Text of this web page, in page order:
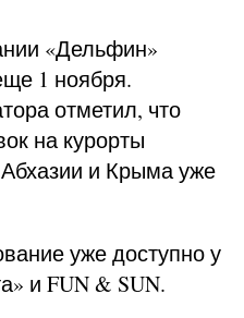
«Дельфин»
1 ноября.
отметил, что
на курорты
и Крыма уже
уже доступно у
и FUN & SUN.